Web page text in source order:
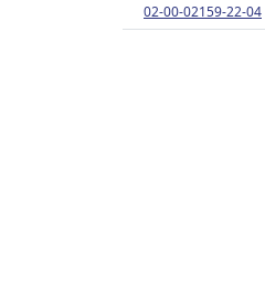
02-00-02159-22-04